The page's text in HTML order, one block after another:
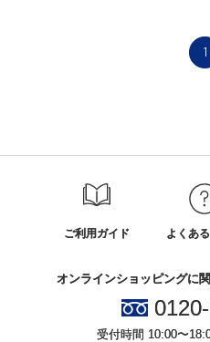
1
ご利用ガイド よくあ
オンラインショッピングに
受付時間 10:00〜